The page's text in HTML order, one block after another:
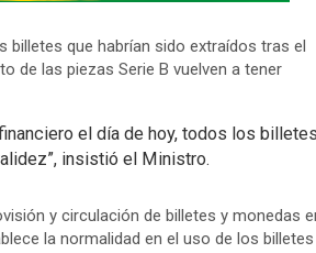
billetes que habrían sido extraídos tras el
de las piezas Serie B vuelven a tener
el día de hoy, todos los billetes
insistió el Ministro.
y circulación de billetes y monedas
la normalidad en el uso de los billetes